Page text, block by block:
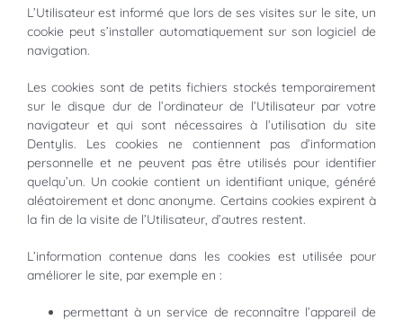
L’Utilisateur est informé que lors de ses visites sur le site, un
cookie peut s’installer automatiquement sur son logiciel de
navigation.
Les cookies sont de petits fichiers stockés temporairement
sur le disque dur de l’ordinateur de l’Utilisateur par votre
navigateur et qui sont nécessaires à l’utilisation du site
Dentylis. Les cookies ne contiennent pas d’information
personnelle et ne peuvent pas être utilisés pour identifier
quelqu’un. Un cookie contient un identifiant unique, généré
aléatoirement et donc anonyme. Certains cookies expirent à
la fin de la visite de l’Utilisateur, d’autres restent.
L’information contenue dans les cookies est utilisée pour
améliorer le site, par exemple en :
permettant à un service de reconnaître l’appareil de